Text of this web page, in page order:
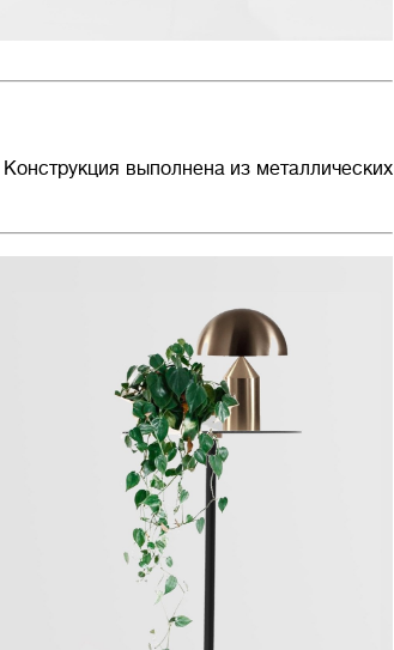
выполнена из металлических